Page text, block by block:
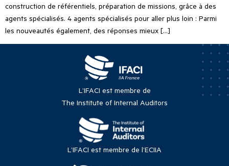
construction de référentiels, préparation de missions, grâce à des
agents spécialisés. 4 agents spécialisés pour aller plus loin : Parmi
les nouveautés également, des réponses mieux […]
L’IFACI est membre de
The Institute of Internal Auditors
L’IFACI est membre de l’ECIIA